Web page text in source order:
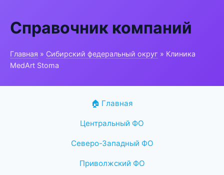
Справочник компаний
Главная » Сибирский федеральный округ » Клиника
MedArt Stoma
🏠 Главная
Центральный ФО
Северо-Западный ФО
Приволжский ФО